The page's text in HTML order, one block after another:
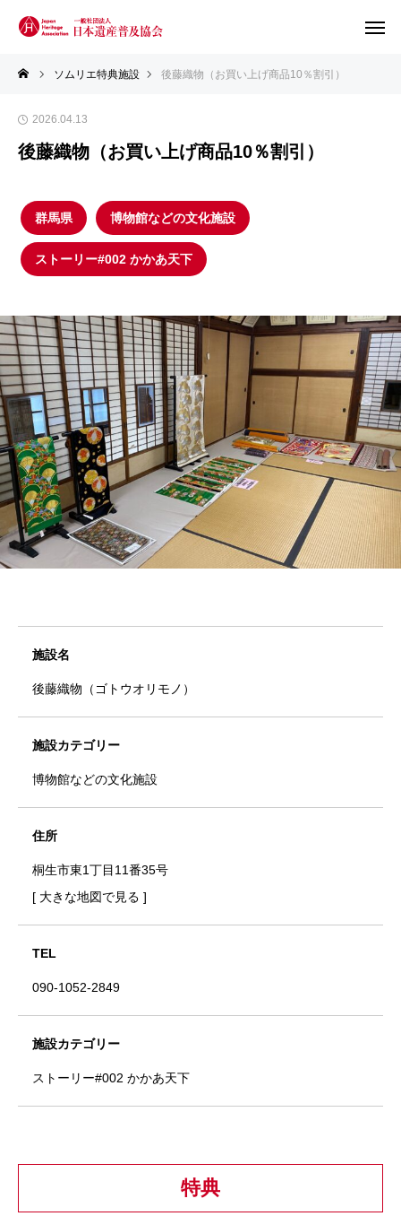
ソムリエ特典施設 後藤織物（お買い上げ商品10％割引）
2026.04.13
後藤織物（お買い上げ商品10％割引）
群馬県 博物館などの文化施設
ストーリー#002 かかあ天下
施設名
後藤織物（ゴトウオリモノ）
施設カテゴリー
博物館などの文化施設
住所
桐生市東1丁目11番35号
[ 大きな地図で見る ]
TEL
090-1052-2849
施設カテゴリー
ストーリー#002 かかあ天下
特典